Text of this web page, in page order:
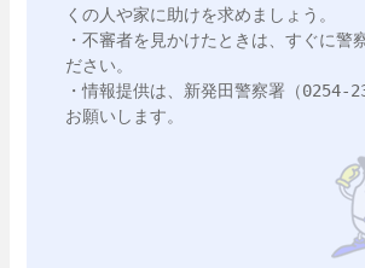
くの人や家に助けを求めましょう。
・不審者を見かけたときは、すぐに警
ださい。
・情報提供は、新発田警察署（
お願いします。